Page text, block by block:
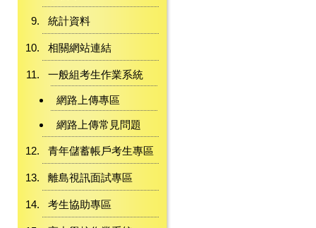
統計資料
相關網站連結
一般組考生作業系統
網路上傳專區
網路上傳常見問題
青年儲蓄帳戶考生專區
離島視訊面試專區
考生協助專區